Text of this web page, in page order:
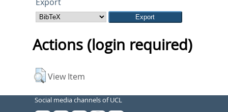
Actions (login required)
View Item
Social media channels of UCL